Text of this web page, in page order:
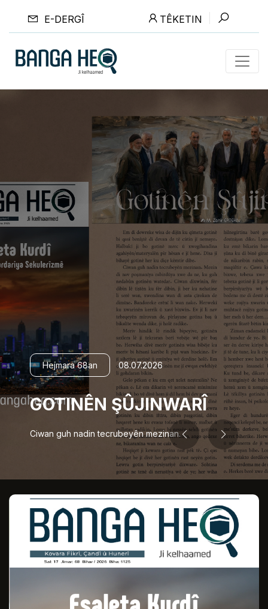
E-DERGÎ TÊKETIN
Hejmara 68an 08.07.2026
GOTINÊN ŞÛJINWARÎ
Ciwan guh nadin tecrubeyên mezinan.